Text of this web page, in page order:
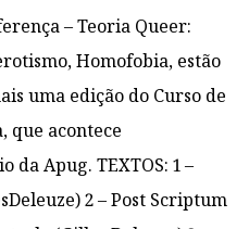
– Teoria Queer:
Homofobia, estão
uma edição do Curso de
que acontece
Apug. TEXTOS: 1 –
2 – Post Scriptum